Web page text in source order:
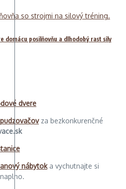
domácu posilňovňu a dlhodobý rast sily
dvere
za bezkonkurenčné
nábytoka vychutnajte si